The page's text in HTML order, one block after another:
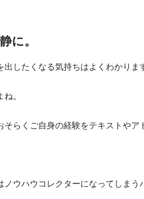
に。
したくなる気持ちはよくわかりま
。
らくご自身の経験をテキストやア
ウハウコレクターになってしまう